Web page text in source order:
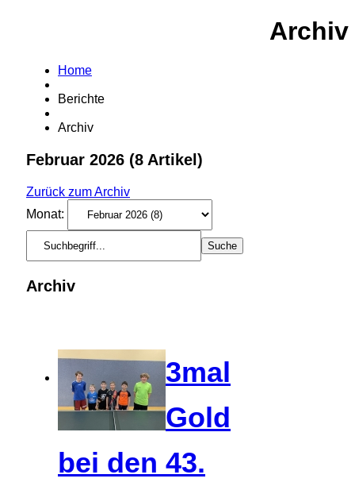
Archiv
Home
Berichte
Archiv
Februar 2026 (8 Artikel)
Zurück zum Archiv
Monat:
Archiv
3mal
Gold
bei den 43.